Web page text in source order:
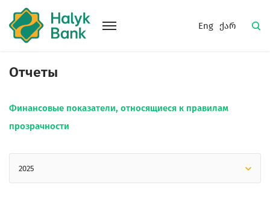
Eng ქარ
Отчеты
Финансовые показатели, относящиеся к правилам
прозрачности
2025